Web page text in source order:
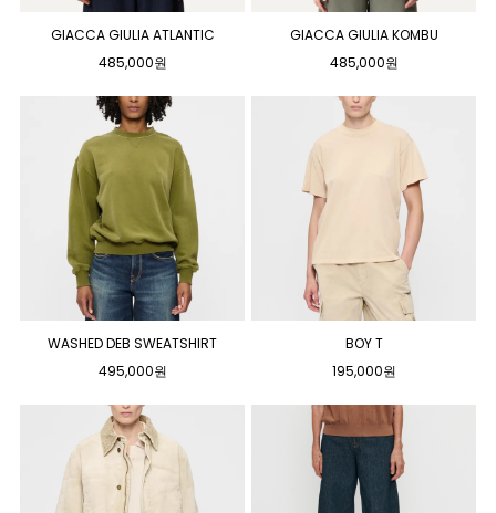
GIACCA GIULIA ATLANTIC
485,000원
GIACCA GIULIA KOMBU
485,000원
WASHED DEB SWEATSHIRT
495,000원
BOY T
195,000원